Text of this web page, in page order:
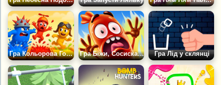
Гра Кольорова Гонка Гра Біжи, Сосиска, Біжи Гра Лід у склянці